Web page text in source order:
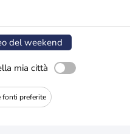
del weekend
mia città
preferite